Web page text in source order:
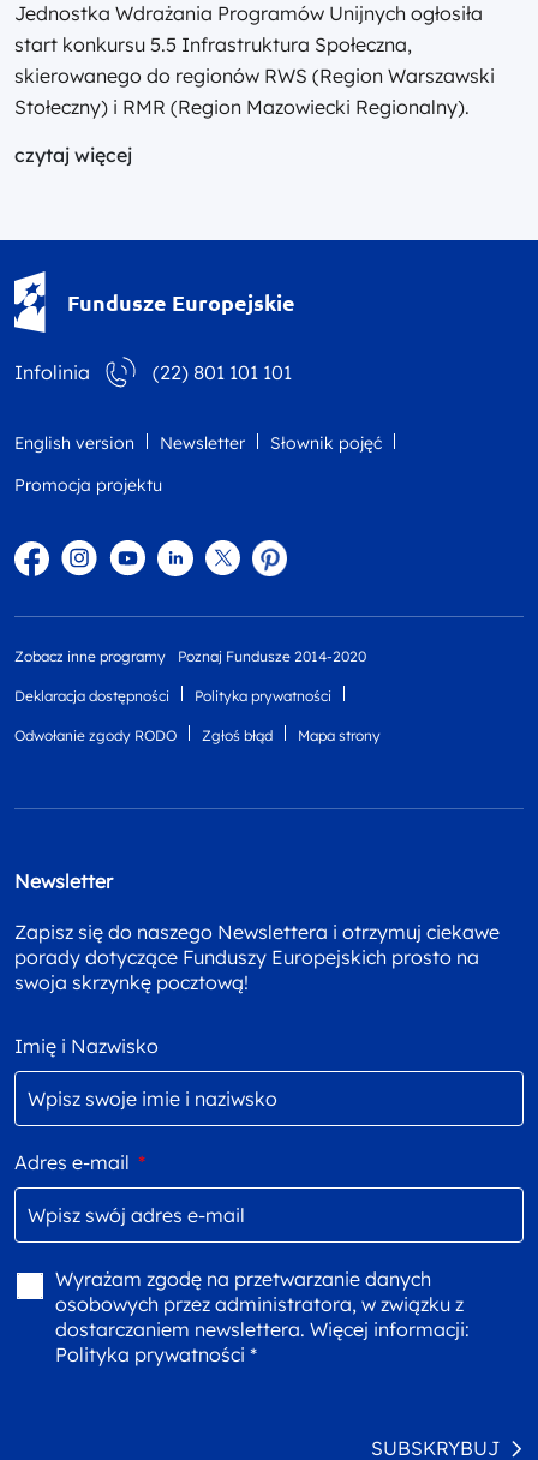
Jednostka Wdrażania Programów Unijnych ogłosiła
start konkursu 5.5 Infrastruktura Społeczna,
skierowanego do regionów RWS (Region Warszawski
Stołeczny) i RMR (Region Mazowiecki Regionalny).
czytaj więcej
Fundusze Europejskie
Infolinia (22) 801 101 101
English version Newsletter
Słownik pojęć
Promocja projektu
FacebookInstagram
YouTubeLinkedintwitterPinterest
Zobacz inne programy Poznaj Fundusze 2014-2020
Deklaracja dostępności Polityka prywatności
Odwołanie zgody RODO Zgłoś błąd Mapa strony
Newsletter
Zapisz się do naszego Newslettera i otrzymuj ciekawe
porady dotyczące Funduszy Europejskich prosto na
swoja skrzynkę pocztową!
Imię i Nazwisko
Adres e-mail *
Wyrażam zgodę na przetwarzanie danych
osobowych przez administratora, w związku z
dostarczaniem newslettera. Więcej informacji:
Polityka prywatności *
SUBSKRYBUJ